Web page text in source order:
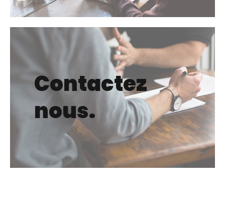
Contactez
nous.